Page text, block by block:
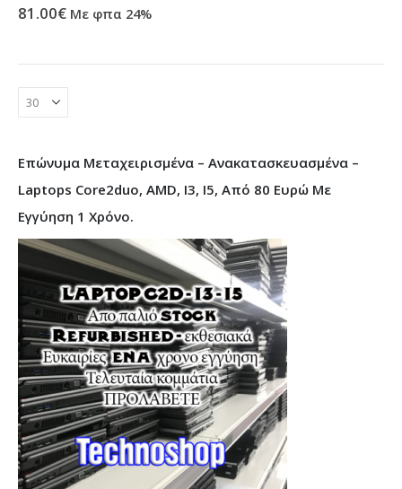
0out of 5
81.00€ Με φπα 24%
Επώνυμα Μεταχειρισμένα – Ανακατασκευασμένα –
Laptops Core2duo, AMD, I3, I5, Από 80 Ευρώ Με
Εγγύηση 1 Χρόνο.